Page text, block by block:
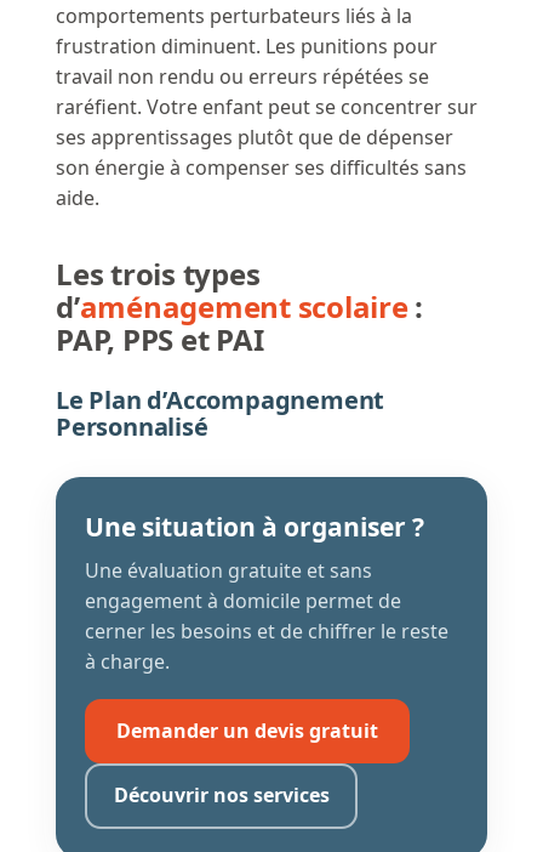
comportements perturbateurs liés à la
frustration diminuent. Les punitions pour
travail non rendu ou erreurs répétées se
raréfient. Votre enfant peut se concentrer sur
ses apprentissages plutôt que de dépenser
son énergie à compenser ses difficultés sans
aide.
Les trois types
d’aménagement scolaire:
PAP, PPS et PAI
Le Plan d’Accompagnement
Personnalisé
Une situation à organiser ?
Une évaluation gratuite et sans
engagement à domicile permet de
cerner les besoins et de chiffrer le reste
à charge.
Demander un devis gratuit
Découvrir nos services